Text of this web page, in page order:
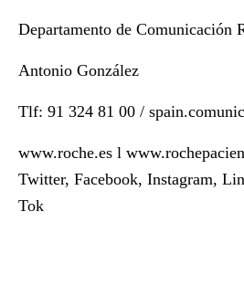
Departamento de Comunicación
Antonio González
Tlf: 91 324 81 00 /
www.roche.es l
Twitter, Facebook, Instagram,
Tok